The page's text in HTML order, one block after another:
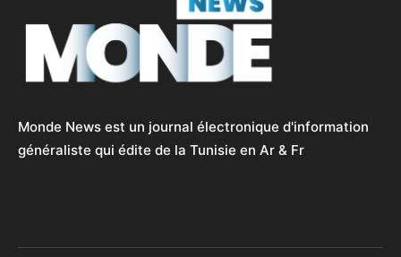
Monde News est un journal électronique d'information
généraliste qui édite de la Tunisie en Ar & Fr